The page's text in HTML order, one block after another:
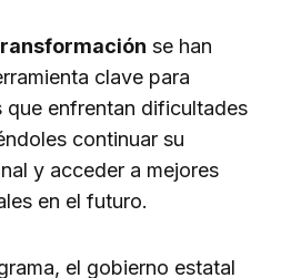
se han
clave para
que enfrentan dificultades
continuar su
y acceder a mejores
en el futuro.
el gobierno estatal